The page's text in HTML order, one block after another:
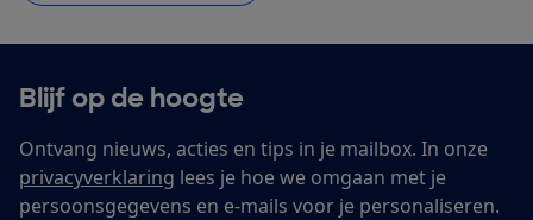
Blijf op de hoogte
Ontvang nieuws, acties en tips in je mailbox. In onze
privacyverklaring lees je hoe we omgaan met je
persoonsgegevens en e-mails voor je personaliseren.